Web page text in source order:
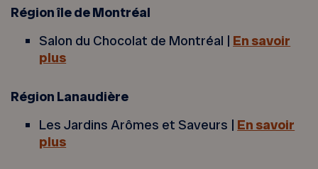
Région île de Montréal
Salon du Chocolat de Montréal | En savoir
plus
Région Lanaudière
Les Jardins Arômes et Saveurs | En savoir
plus